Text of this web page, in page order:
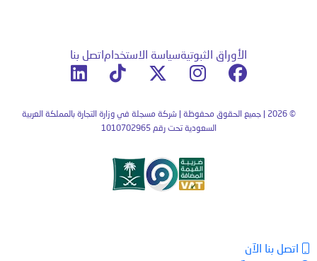
الأوراق الثبوتيةسياسة الاستخدام اتصل بنا
© 2026 | جميع الحقوق محفوظة | شركة مسجلة في وزارة التجارة بالمملكة العربية
السعودية تحت رقم 1010702965
اتصل بنا الآن